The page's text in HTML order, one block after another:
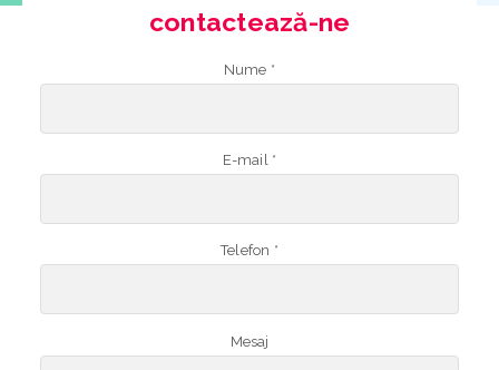
contactează-ne
Nume *
E-mail *
Telefon *
Mesaj